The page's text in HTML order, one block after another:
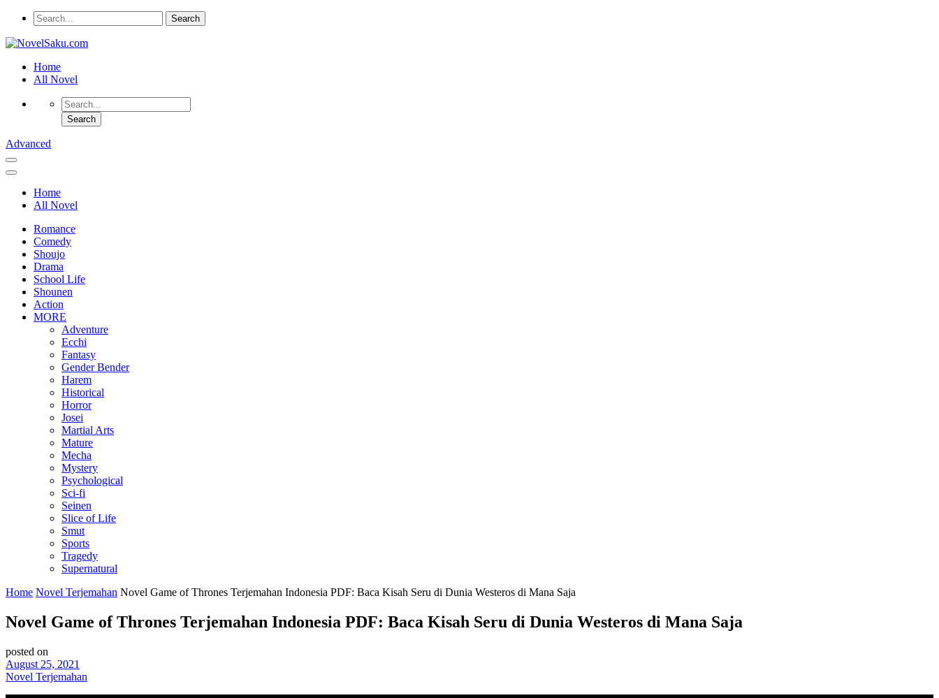
Home
All Novel
Advanced
Home
All Novel
Romance
Comedy
Shoujo
Drama
School Life
Shounen
Action
MORE
Adventure
Ecchi
Fantasy
Gender Bender
Harem
Historical
Horror
Josei
Martial Arts
Mature
Mecha
Mystery
Psychological
Sci-fi
Seinen
Slice of Life
Smut
Sports
Tragedy
Supernatural
Home Novel Terjemahan Novel Game of Thrones Terjemahan Indonesia PDF: Baca Kisah Seru di Dunia Westeros di Mana Saja
Novel Game of Thrones Terjemahan Indonesia PDF: Baca Kisah Seru di Dunia Westeros di Mana Saja
posted on
August 25, 2021
Novel Terjemahan